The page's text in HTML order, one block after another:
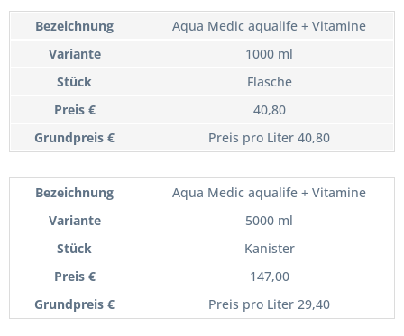
Aqua Medic aqualife + Vitamine
1000 ml
Flasche
40,80
Preis pro Liter 40,80
Aqua Medic aqualife + Vitamine
5000 ml
Kanister
147,00
Preis pro Liter 29,40